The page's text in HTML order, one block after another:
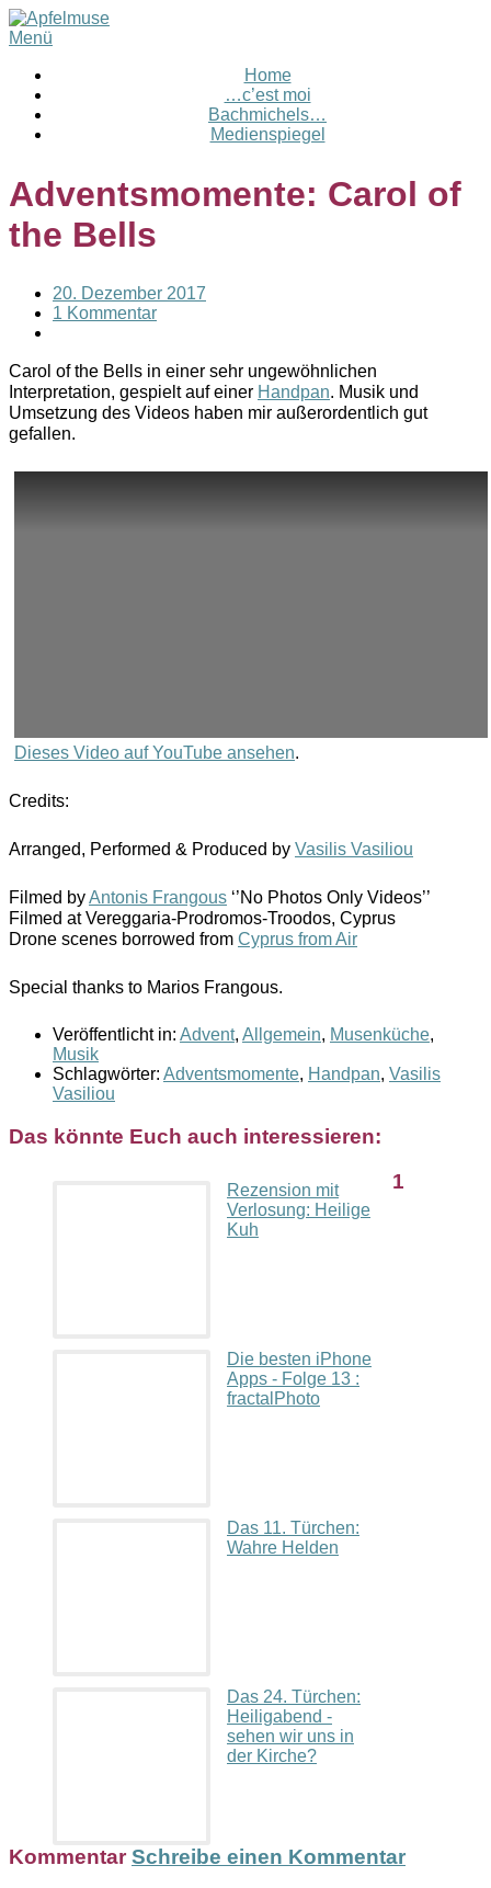
Menü
Home
…c’est moi
Bachmichels…
Medienspiegel
Adventsmomente: Carol of
the Bells
20. Dezember 2017
1 Kommentar
Carol of the Bells in einer sehr ungewöhnlichen
Interpretation, gespielt auf einer Handpan. Musik und
Umsetzung des Videos haben mir außerordentlich gut
gefallen.
Dieses Video auf YouTube ansehen.
Credits:
Arranged, Performed & Produced by Vasilis Vasiliou
Filmed byAntonis Frangous ‘’No Photos Only Videos’’
Filmed at Vereggaria-Prodromos-Troodos, Cyprus
Drone scenes borrowed from Cyprus from Air
Special thanks to Marios Frangous.
Veröffentlicht in: Advent, Allgemein, Musenküche,
Musik
Schlagwörter: Adventsmomente, Handpan, Vasilis
Vasiliou
Das könnte Euch auch interessieren:
Rezension mit
Verlosung: Heilige
Kuh
Die besten iPhone
Apps - Folge 13 :
fractalPhoto
Das 11. Türchen:
Wahre Helden
Das 24. Türchen:
Heiligabend -
sehen wir uns in
der Kirche?
1
KommentarSchreibe einen Kommentar